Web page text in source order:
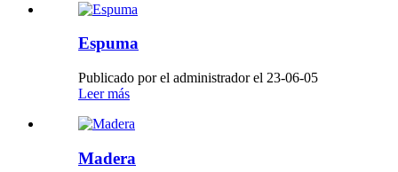
Espuma
Publicado por el administrador el 23-06-05
Leer más
Madera